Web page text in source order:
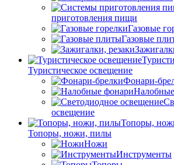
приготовления пищи
Газовые
Газовые
Туристическое освещение
Фонари-
освещение
Топоры,
Топоры, ножи, пилы
Ножи
Инструменты